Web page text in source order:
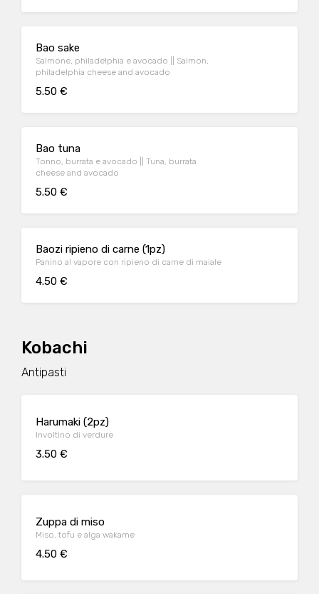
Bao sake
Salmone, philadelphia e avocado || Salmon,
philadelphia cheese and avocado
5.50 €
Bao tuna
Tonno, burrata e avocado || Tuna, burrata
cheese and avocado
5.50 €
Baozi ripieno di carne (1pz)
Panino al vapore con ripieno di carne di maiale
4.50 €
Kobachi
Antipasti
Harumaki (2pz)
Involtino di verdure
3.50 €
Zuppa di miso
Miso, tofu e alga wakame
4.50 €